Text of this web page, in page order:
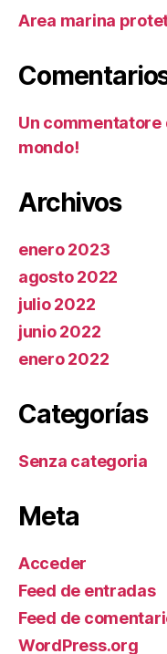
Area marina
Un commentatore
mondo!
Archivos
enero 2023
agosto 2022
julio 2022
junio 2022
enero 2022
Categorías
Senza categoria
Meta
Acceder
Feed de entradas
Feed de
WordPress.org